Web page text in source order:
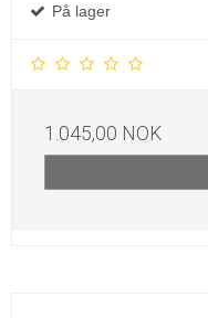
På lager
1.045,00 NOK